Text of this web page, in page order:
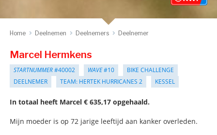
Home Deelnemen Deelnemers Deelnemer
Marcel Hermkens
STARTNUMMER#40002 WAVE#10
BIKE CHALLENGE
DEELNEMER
TEAM: HERTEK HURRICANES 2 KESSEL
In totaal heeft Marcel € 635,17 opgehaald.
Mijn moeder is op 72 jarige leeftijd aan kanker overleden.